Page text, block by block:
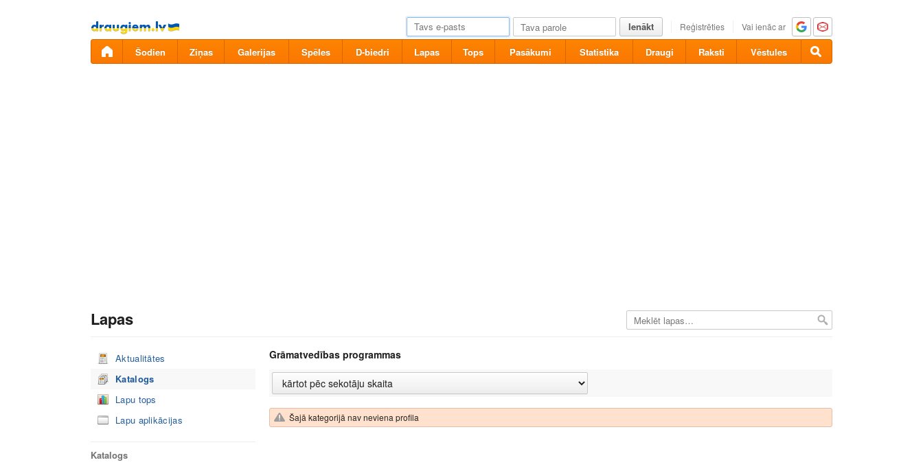
Pāriet
uz
saturu
Ienākt Reģistrēties Vai ienāc ar
Šodien Ziņas Galerijas Spēles D-biedri Lapas Tops Pasākumi Statistika Draugi Raksti Vēstules
Lapas
Aktualitātes
Katalogs
Lapu tops
Lapu aplikācijas
Katalogs
Grāmatvedības programmas
Šajā kategorijā nav neviena profila